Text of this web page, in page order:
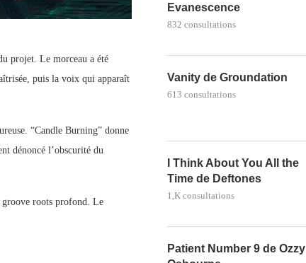
projet. Le morceau a été
puis la voix qui apparaît
“Candle Burning” donne
dénoncé l’obscurité du
groove roots profond. Le
Evanescence
832 consultations
Vanity de Groundation
613 consultations
I Think About You All the
Time de Deftones
1,K consultations
Patient Number 9 de Ozzy